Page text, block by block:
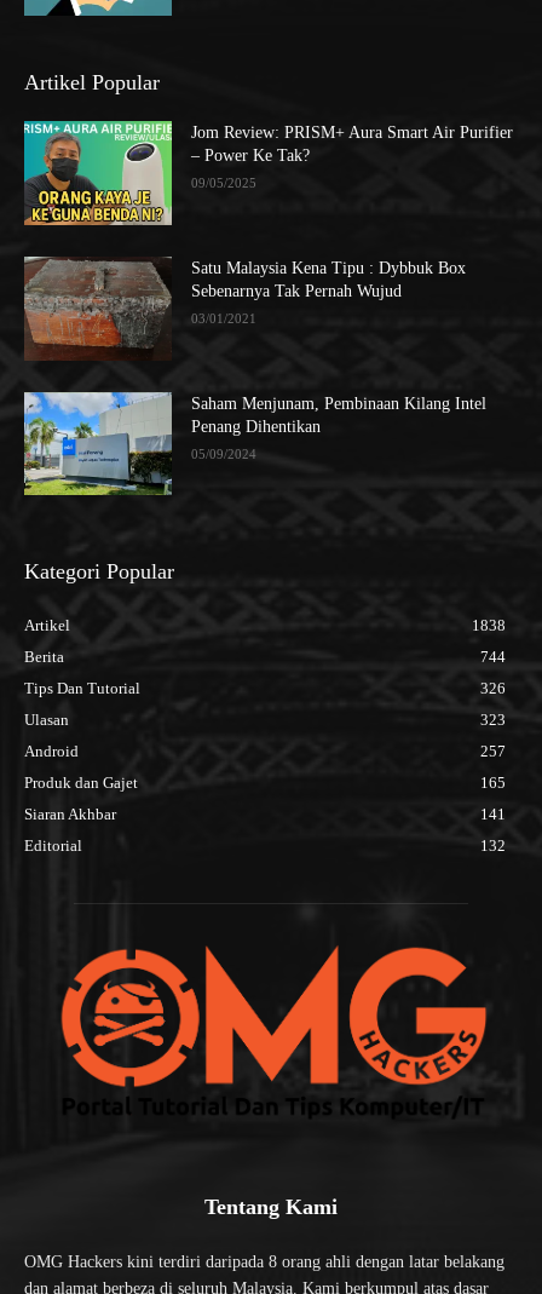
Artikel Popular
Jom Review: PRISM+ Aura Smart Air Purifier
– Power Ke Tak?
09/05/2025
Satu Malaysia Kena Tipu : Dybbuk Box
Sebenarnya Tak Pernah Wujud
03/01/2021
Saham Menjunam, Pembinaan Kilang Intel
Penang Dihentikan
05/09/2024
Kategori Popular
Artikel
1838
Berita
744
Tips Dan Tutorial
326
Ulasan
323
Android
257
Produk dan Gajet
165
Siaran Akhbar
141
Editorial
132
Tentang Kami
OMG Hackers kini terdiri daripada 8 orang ahli dengan latar belakang
dan alamat berbeza di seluruh Malaysia. Kami berkumpul atas dasar